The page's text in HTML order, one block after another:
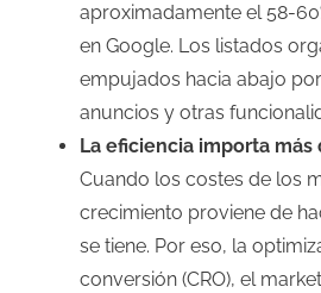
aproximadamente el 58-
en Google. Los listados
empujados hacia abajo
anuncios y otras
La eficiencia importa
Cuando los costes de los
crecimiento proviene de
se tiene. Por eso, la
conversión (CRO), el